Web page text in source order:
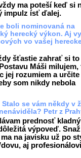
ma poteší keď si
impulz ísť ďalej.
boli nominovaná na
herecký výkon. Aj vy
vo vašej
šťastie zahrať si to
Máši milujem,
jej rozumiem a určite
som nikdy nebola
se vám někdy v
Petr z
prednosť
výpoveď.
na javisku už po
aj profesionálovi